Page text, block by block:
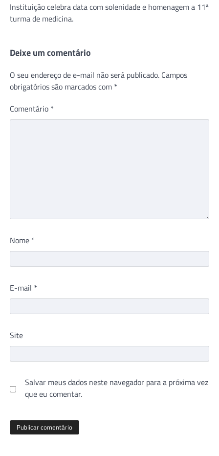
Instituição celebra data com solenidade e homenagem a 11ª
turma de medicina.
Deixe um comentário
O seu endereço de e-mail não será publicado. Campos
obrigatórios são marcados com *
Comentário *
Nome *
E-mail *
Site
Salvar meus dados neste navegador para a próxima vez
que eu comentar.